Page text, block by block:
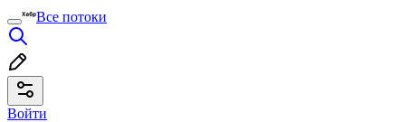
Все потоки
Войти